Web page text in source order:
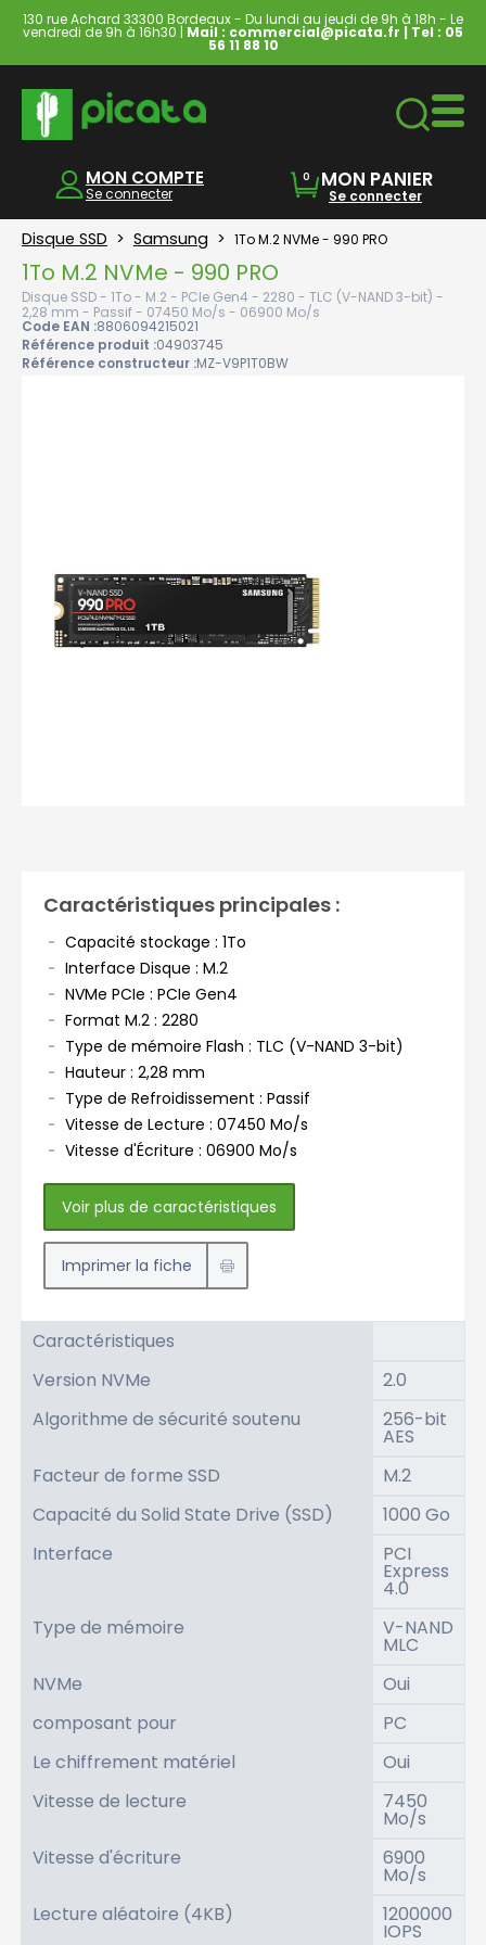
130 rue Achard 33300 Bordeaux - Du lundi au jeudi de 9h à 18h - Le
vendredi de 9h à 16h30 | Mail : commercial@picata.fr | Tel : 05
56 11 88 10
MON COMPTE
Se connecter
0 MON PANIER
Se connecter
Disque SSD > Samsung > 1To M.2 NVMe - 990 PRO
1To M.2 NVMe - 990 PRO
Disque SSD - 1To - M.2 - PCIe Gen4 - 2280 - TLC (V-NAND 3-bit) -
2,28 mm - Passif - 07450 Mo/s - 06900 Mo/s
Code EAN :8806094215021
Référence produit :04903745
Référence constructeur :MZ-V9P1T0BW
Caractéristiques principales :
Capacité stockage : 1To
Interface Disque : M.2
NVMe PCIe : PCIe Gen4
Format M.2 : 2280
Type de mémoire Flash : TLC (V-NAND 3-bit)
Hauteur : 2,28 mm
Type de Refroidissement : Passif
Vitesse de Lecture : 07450 Mo/s
Vitesse d'Écriture : 06900 Mo/s
Voir plus de caractéristiques
Imprimer la fiche
Caractéristiques
Version NVMe
2.0
Algorithme de sécurité soutenu
256-bit
AES
Facteur de forme SSD
M.2
Capacité du Solid State Drive (SSD)
1000 Go
Interface
PCI
Express
4.0
Type de mémoire
V-NAND
MLC
NVMe
Oui
composant pour
PC
Le chiffrement matériel
Oui
Vitesse de lecture
7450
Mo/s
Vitesse d'écriture
6900
Mo/s
Lecture aléatoire (4KB)
1200000
IOPS